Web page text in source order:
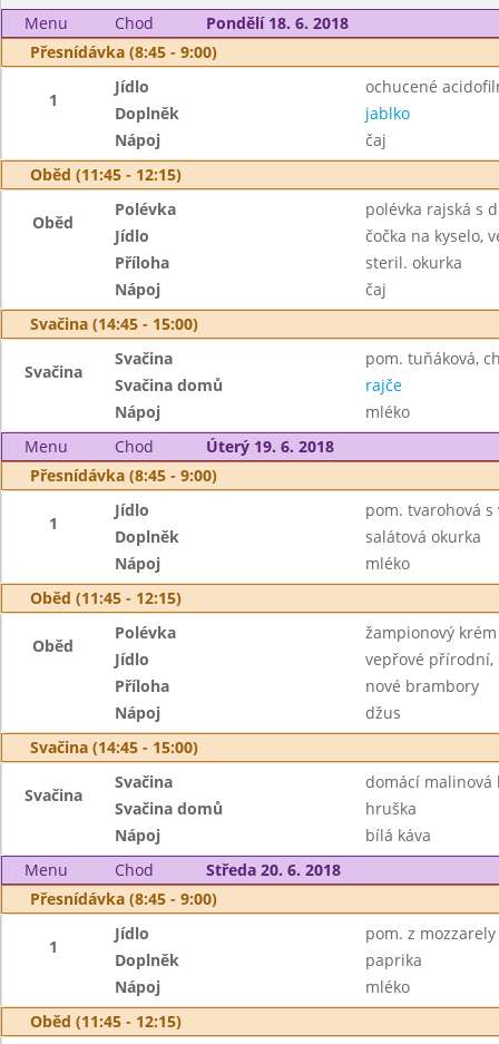
Menu Chod
Pondělí 18. 6. 2018
Přesnídávka (8:45 - 9:00)
1
Jídlo
ochucené
Doplněk
jablko
Nápoj
čaj
Oběd (11:45 - 12:15)
Oběd
Polévka
polévka rajská s
Jídlo
čočka na kyselo,
Příloha
steril. okurka
Nápoj
čaj
Svačina (14:45 - 15:00)
Svačina
Svačina
pom. tuňáková,
Svačina domů
rajče
Nápoj
mléko
Menu
Chod
Úterý 19. 6. 2018
Přesnídávka (8:45 - 9:00)
1
Jídlo
pom. tvarohová s
Doplněk
salátová okurka
Nápoj
mléko
Oběd (11:45 - 12:15)
Oběd
Polévka
žampionový krém
Jídlo
vepřové přírodní,
Příloha
nové brambory
Nápoj
džus
Svačina (14:45 - 15:00)
Svačina
Svačina
domácí
Svačina domů
hruška
Nápoj
bílá káva
Menu
Chod
Středa 20. 6. 2018
Přesnídávka (8:45 - 9:00)
1
Jídlo
pom. z
Doplněk
paprika
Nápoj
mléko
Oběd (11:45 - 12:15)